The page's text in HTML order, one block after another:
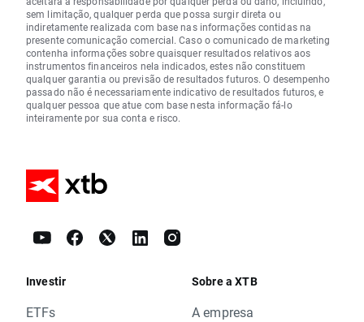
sem limitação, qualquer perda que possa surgir direta ou
indiretamente realizada com base nas informações contidas na
presente comunicação comercial. Caso o comunicado de marketing
contenha informações sobre quaisquer resultados relativos aos
instrumentos financeiros nela indicados, estes não constituem
qualquer garantia ou previsão de resultados futuros. O desempenho
passado não é necessariamente indicativo de resultados futuros, e
qualquer pessoa que atue com base nesta informação fá-lo
inteiramente por sua conta e risco.
Investir
ETFs
Sobre a XTB
A empresa